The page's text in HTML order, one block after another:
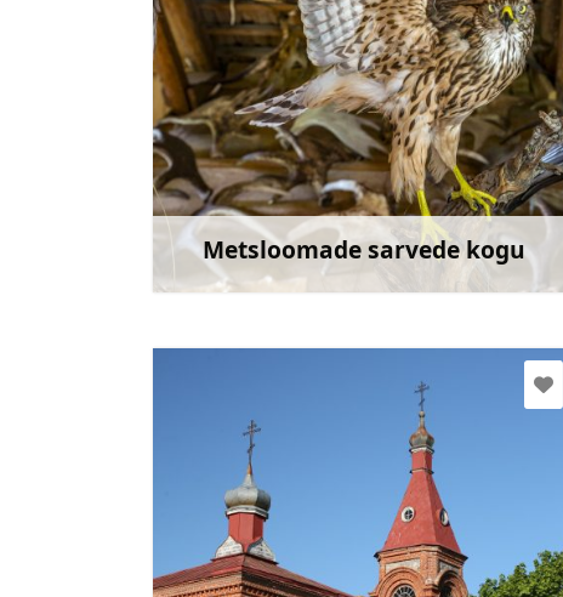
Metsloomade sarvede kogu
livahausmane@gmail.com
+371 22453946
Mine
Rohkem teavet